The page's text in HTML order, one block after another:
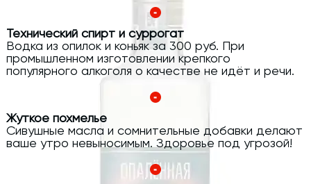
Технический спирт и суррогат
Водка из опилок и коньяк за 300 руб. При
промышленном изготовлении крепкого
популярного алкоголя о качестве не идёт и речи.
Жуткое похмелье
Сивушные масла и сомнительные добавки делают
ваше утро невыносимым. Здоровье под угрозой!